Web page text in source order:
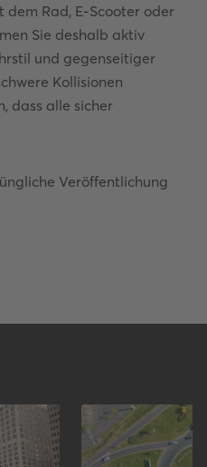
dem Rad, E-Scooter oder
Sie deshalb aktiv
und gegenseitiger
Kollisionen
dass alle sicher
Veröffentlichung